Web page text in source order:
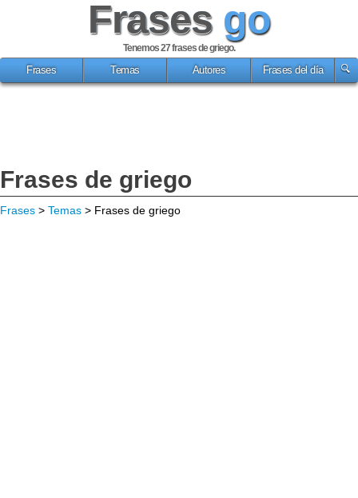
Frases go
Tenemos 27frases de griego.
Frases
Temas Autores Frases del día
Frases de griego
Frases > Temas > Frases de griego